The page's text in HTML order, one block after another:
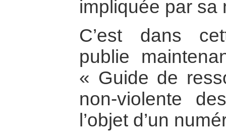
impliquée par sa
C’est dans
publie
« Guide de
non-violente
l’objet d’un